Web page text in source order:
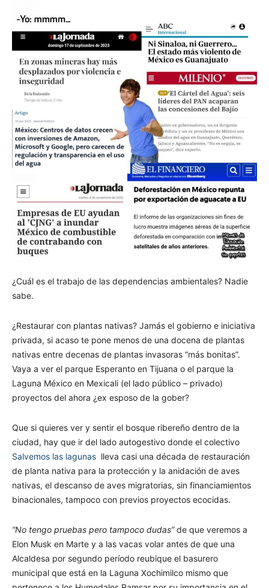
¿Cuál es el trabajo de las dependencias ambientales? Nadie
sabe.
¿Restaurar con plantas nativas? Jamás el gobierno e iniciativa
privada, si acaso te pone menos de una docena de plantas
nativas entre decenas de plantas invasoras “más bonitas”.
Vaya a ver el parque Esperanto en Tijuana o el parque la
Laguna México en Mexicali (el lado público – privado)
proyectos del ahora ¿ex esposo de la gober?
Que si quieres ver y sentir el bosque ribereño dentro de la
ciudad, hay que ir del lado autogestivo donde el colectivo
Salvemos las lagunas lleva casi una década de restauración
de planta nativa para la protección y la anidación de aves
nativas, el descanso de aves migratorias, sin financiamientos
binacionales, tampoco con previos proyectos ecocidas.
“No tengo pruebas pero tampoco dudas”de que veremos a
Elon Musk en Marte y a las vacas volar antes de que una
Alcaldesa por segundo período reubique el basurero
municipal que está en la Laguna Xochimilco mismo que